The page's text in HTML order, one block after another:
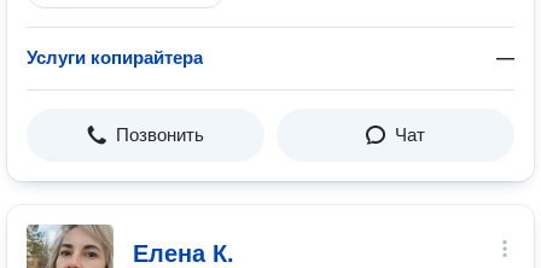
Услуги копирайтера —
Позвонить Чат
Елена К.